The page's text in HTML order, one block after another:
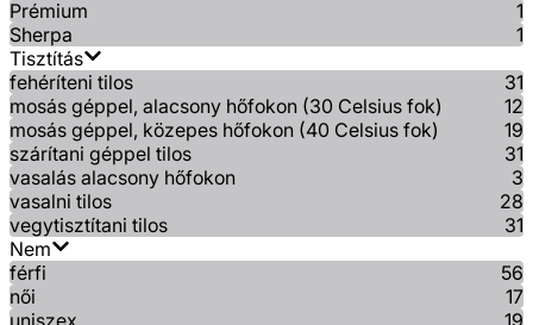
Prémium
1
Sherpa
1
Tisztítás
fehéríteni tilos
31
mosás géppel, alacsony hőfokon (30 Celsius fok)
12
mosás géppel, közepes hőfokon (40 Celsius fok)
19
szárítani géppel tilos
31
vasalás alacsony hőfokon
3
vasalni tilos
28
vegytisztítani tilos
31
Nem
férfi
56
női
17
uniszex
19